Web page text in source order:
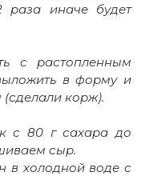
раза иначе будет
с растопленным
в форму и
корж).
с 80 г сахара до
сыр.
в холодной воде с